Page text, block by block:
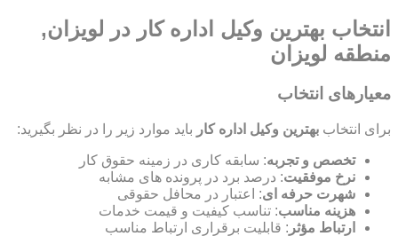
انتخاب بهترین وکیل اداره کار در لویزان,
منطقه لویزان
معیارهای انتخاب
برای انتخاب بهترین وکیل اداره کار باید موارد زیر را در نظر بگیرید:
تخصص و تجربه: سابقه کاری در زمینه حقوق کار
نرخ موفقیت: درصد برد در پرونده های مشابه
شهرت حرفه ای: اعتبار در محافل حقوقی
هزینه مناسب: تناسب کیفیت و قیمت خدمات
ارتباط مؤثر : قابلیت برقراری ارتباط مناسب